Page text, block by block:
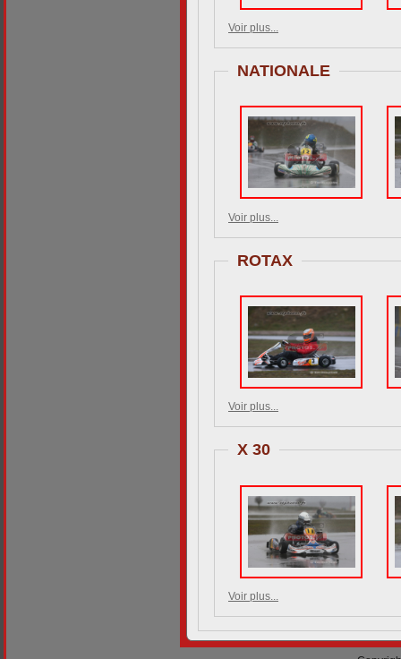
Voir plus...
NATIONALE
Voir plus...
ROTAX
Voir plus...
X 30
Voir plus...